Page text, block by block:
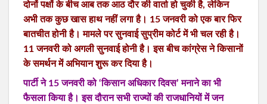
दोनों पक्षों के बीच आब तक आठ दौर की वार्ता हो चुकी है, लेकिन
अभी तक कुछ खास हाथ नहीं लगा है। 15 जनवरी को एक बार फिर
बातचीत होनी है। मामले पर सुनवाई सुप्रीम कोर्ट में भी चल रही है।
11 जनवरी को अगली सुनवाई होनी है। इस बीच कांग्रेस ने किसानों
के समर्थन में अभियान शुरू कर दिया है।
पार्टी ने 15 जनवरी को ‘किसान अधिकार दिवस’ मनाने का भी
फैसला किया है। इस दौरान सभी राज्यों की राजधानियों में जन